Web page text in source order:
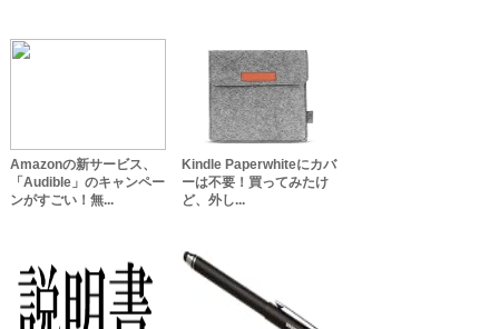
Amazonの新サービス、
「Audible」のキャンペー
ンがすごい！無...
Kindle Paperwhiteにカバ
ーは不要！買ってみたけ
ど、外し...